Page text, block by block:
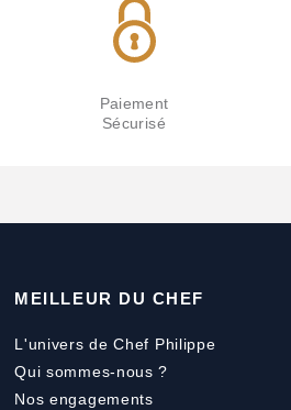
Paiement
Sécurisé
MEILLEUR DU CHEF
L'univers de Chef Philippe
Qui sommes-nous ?
Nos engagements